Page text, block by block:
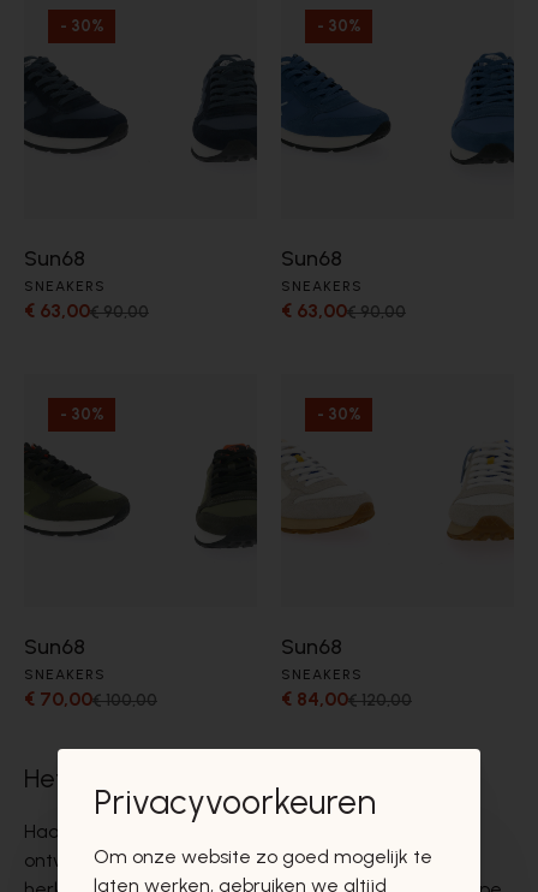
- 30%
Sun68
SNEAKERS
€ 63,00€ 90,00
- 30%
Sun68
SNEAKERS
€ 63,00€ 90,00
- 30%
Sun68
SNEAKERS
€ 70,00€ 100,00
- 30%
Sun68
SNEAKERS
€ 84,00€ 120,00
Het succes van Sun68 sneakers
Haar ontstaan kent het merk in Venetië waar de
ontwerpers kozen voor een uniek design met
Privacyvoorkeuren
Om onze website zo goed mogelijk te
laten werken, gebruiken we altijd